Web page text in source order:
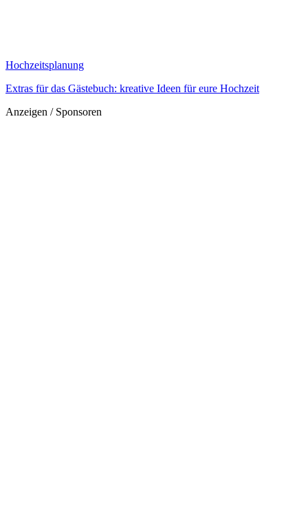
Hochzeitsplanung
Extras für das Gästebuch: kreative Ideen für eure Hochzeit
Anzeigen / Sponsoren